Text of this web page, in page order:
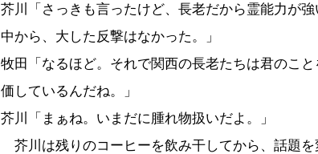
芥川「さっきも言ったけど、長老だから霊能力が
中から、大した反撃はなかった。」
牧田「なるほど。それで関西の長老たちは君のこ
価しているんだね。」
芥川「まぁね。いまだに腫れ物扱いだよ。」
芥川は残りのコーヒーを飲み干してから、話題を